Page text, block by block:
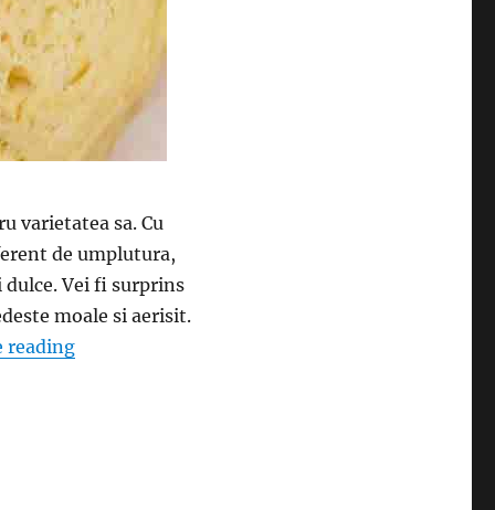
varietatea sa. Cu
de umplutura,
Vei fi surprins
moale si aerisit.
reading“Reteta de aluat pentru cozonaci sau cornuri-